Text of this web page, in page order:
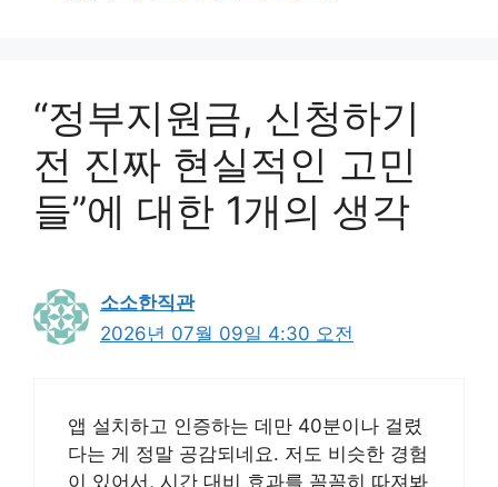
“정부지원금, 신청하기
전 진짜 현실적인 고민
들”에 대한 1개의 생각
소소한직관
2026년 07월 09일 4:30 오전
앱 설치하고 인증하는 데만 40분이나 걸렸
다는 게 정말 공감되네요. 저도 비슷한 경험
이 있어서, 시간 대비 효과를 꼼꼼히 따져봐